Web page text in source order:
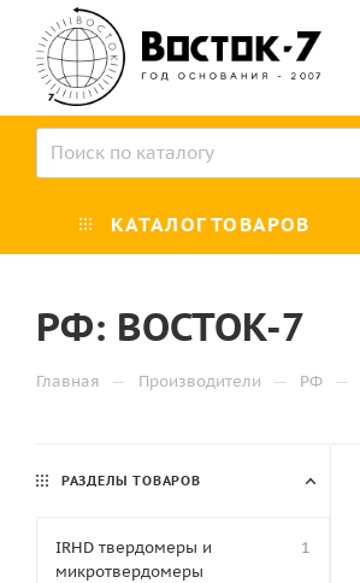
КАТАЛОГ ТОВАРОВ
РФ: ВОСТОК-7
Главная — Производители — РФ —
РАЗДЕЛЫ ТОВАРОВ
IRHD твердомеры и
микротвердомеры
1